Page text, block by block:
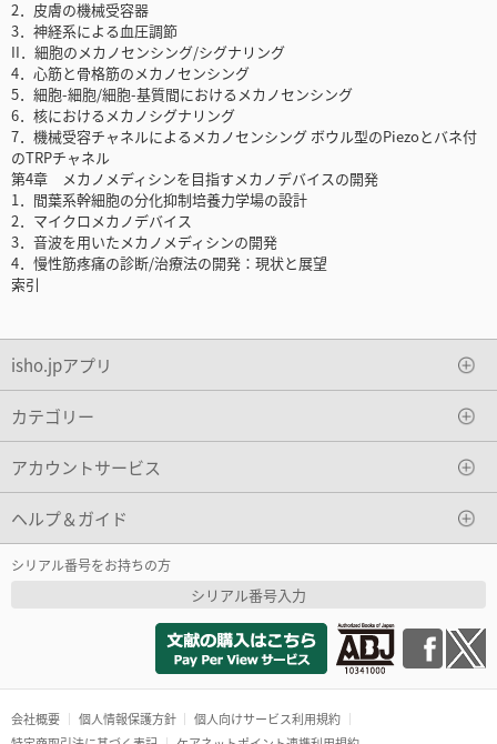
2．皮膚の機械受容器
3．神経系による血圧調節
II．細胞のメカノセンシング/シグナリング
4．心筋と骨格筋のメカノセンシング
5．細胞-細胞/細胞-基質間におけるメカノセンシング
6．核におけるメカノシグナリング
7．機械受容チャネルによるメカノセンシング ボウル型のPiezoとバネ付
のTRPチャネル
第4章 メカノメディシンを目指すメカノデバイスの開発
1．間葉系幹細胞の分化抑制培養力学場の設計
2．マイクロメカノデバイス
3．音波を用いたメカノメディシンの開発
4．慢性筋疼痛の診断/治療法の開発：現状と展望
索引
isho.jpアプリ
カテゴリー
アカウントサービス
ヘルプ＆ガイド
シリアル番号をお持ちの方
シリアル番号入力
会社概要 個人情報保護方針
個人向けサービス利用規約